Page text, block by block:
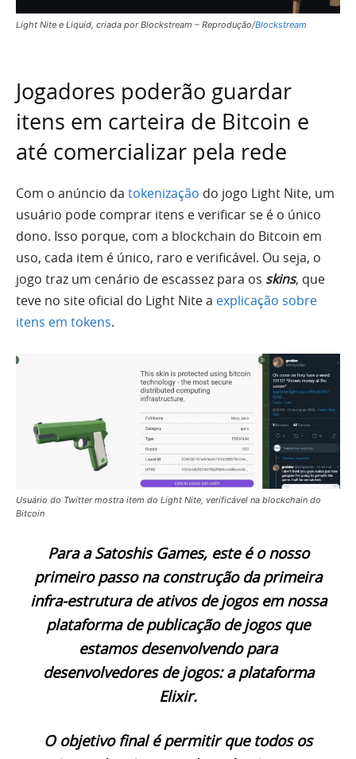
Light Nite e Liquid, criada por Blockstream – Reprodução/Blockstream
Jogadores poderão guardar
itens em carteira de Bitcoin e
até comercializar pela rede
Com o anúncio da tokenização do jogo Light Nite, um
usuário pode comprar itens e verificar se é o único
dono. Isso porque, com a blockchain do Bitcoin em
uso, cada item é único, raro e verificável. Ou seja, o
jogo traz um cenário de escassez para os skins, que
teve no site oficial do Light Nite a explicação sobre
itens em tokens.
Usuário do Twitter mostra item do Light Nite, verificável na blockchain do
Bitcoin
Para a Satoshis Games, este é o nosso
primeiro passo na construção da primeira
infra-estrutura de ativos de jogos em nossa
plataforma de publicação de jogos que
estamos desenvolvendo para
desenvolvedores de jogos: a plataforma
Elixir.
O objetivo final é permitir que todos os